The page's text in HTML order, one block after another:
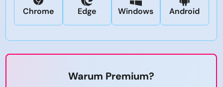
Chrome Edge Windows Android
Warum Premium?